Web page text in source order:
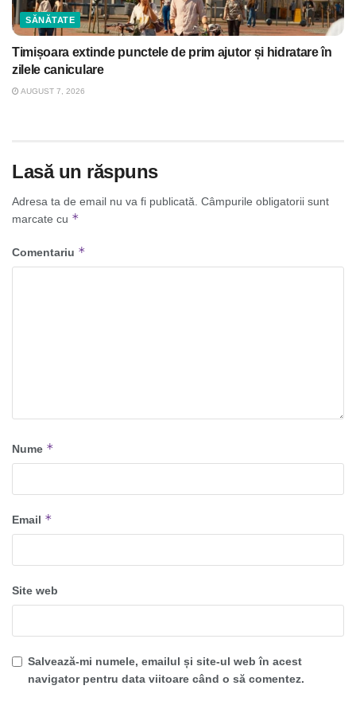
SĂNĂTATE
Timișoara extinde punctele de prim ajutor și hidratare în
zilele caniculare
AUGUST 7, 2026
Lasă un răspuns
Adresa ta de email nu va fi publicată. Câmpurile obligatorii sunt
marcate cu *
Comentariu *
Nume *
Email *
Site web
Salvează-mi numele, emailul și site-ul web în acest
navigator pentru data viitoare când o să comentez.